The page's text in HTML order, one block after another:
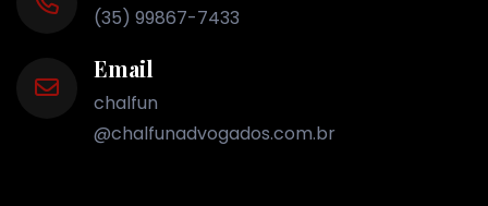
(35) 99867-7433
Email
chalfun
@chalfunadvogados.com.br